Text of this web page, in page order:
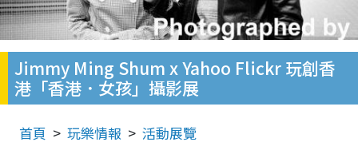
Jimmy Ming Shum x Yahoo Flickr 玩創香
港「香港．女孩」攝影展
首頁 玩樂情報 活動展覽